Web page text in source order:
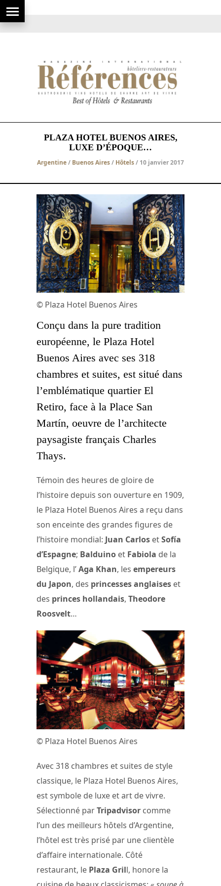
PLAZA HOTEL BUENOS AIRES,
LUXE D’ÉPOQUE…
Argentine/ Buenos Aires/ Hôtels/ 10 janvier 2017
© Plaza Hotel Buenos Aires
Conçu dans la pure tradition
européenne, le Plaza Hotel
Buenos Aires avec ses 318
chambres et suites, est situé dans
l’emblématique quartier El
Retiro, face à la Place San
Martín, oeuvre de l’architecte
paysagiste français Charles
Thays.
Témoin des heures de gloire de
l’histoire depuis son ouverture en 1909,
le Plaza Hotel Buenos Aires a reçu dans
son enceinte des grandes figures de
l’histoire mondial: Juan Carlos etSofía
d’Espagne; Balduino et Fabiola de la
Belgique, l’Aga Khan, les empereurs
du Japon, des princesses anglaises et
des princes hollandais, Theodore
Roosvelt…
© Plaza Hotel Buenos Aires
Avec 318 chambres et suites de style
classique, le Plaza Hotel Buenos Aires,
est symbole de luxe et art de vivre.
Sélectionné parTripadvisor comme
l’un des meilleurs hôtels d’Argentine,
l’hôtel est très prisé par une clientèle
d’affaire internationale. Côté
restaurant, le Plaza Grill, honore la